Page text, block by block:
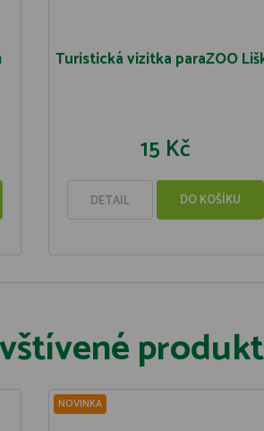
Turistická vizitka paraZOO
15 Kč
DETAIL DO KOŠÍKU
NOVINKA